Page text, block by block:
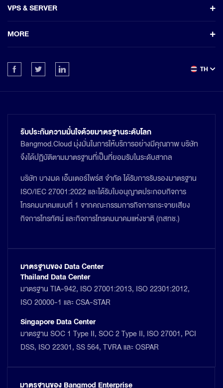
VPS & SERVER
MORE
TH
รับประกันความมั่นใจด้วยมาตรฐานระดับโลก
Bangmod.Cloud มุ่งมั่นในการให้บริการอย่างมีคุณภาพ บริษัท
จึงได้ปฏิบัติตามมาตรฐานที่เป็นที่ยอมรับในระดับสากล
บริษัท บางมด เอ็นเตอร์ไพร์ส จำกัด ได้รับการรับรองมาตรฐาน
ISO/IEC 27001:2022 และได้รับใบอนุญาตประกอบกิจการ
โทรคมนาคมแบบที่ 1 จากคณะกรรมการกิจการกระจายเสียง
กิจการโทรทัศน์ และกิจการโทรคมนาคมแห่งชาติ (กสทช.)
มาตรฐานของ Data Center
Thailand Data Center
มาตรฐาน TIA-942, ISO 27001:2013, ISO 22301:2012,
ISO 20000-1 และ CSA-STAR
Singapore Data Center
มาตรฐาน SOC 1 Type II, SOC 2 Type II, ISO 27001, PCI
DSS, ISO 22301, SS 564, TVRA และ OSPAR
มาตรฐานของ Bangmod Enterprise